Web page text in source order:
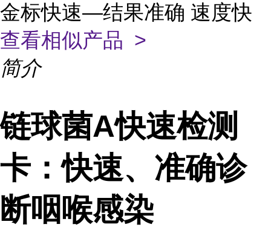
金标快速—结果准确 速度快
查看相似产品 >
简介
链球菌A快速检测
卡：快速、准确诊
断咽喉感染